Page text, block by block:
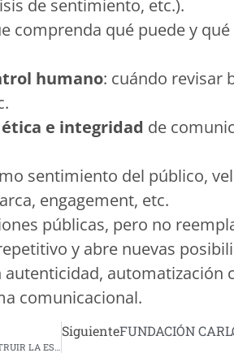
de sentimiento, etc.).
comprenda qué puede y
humano: cuándo revisar
e integridad de
sentimiento del público,
engagement, etc.
públicas, pero no
y abre nuevas
automatización
comunicacional.
PROGRESO HACE ENTREGA DE TERRENO PARA CONSTRUIR LA ESTACIÓN 14 DE BOMBEROS MUNICIPALES EN LA ZONA 6 DE LA CIUDAD
SiguienteFUNDACIÓN